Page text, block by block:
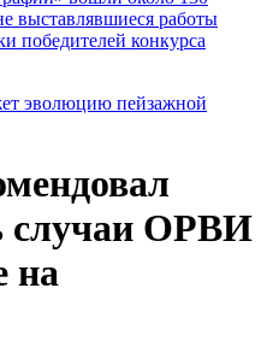
выставлявшиеся работы
победителей конкурса
случаи ОРВИ
на